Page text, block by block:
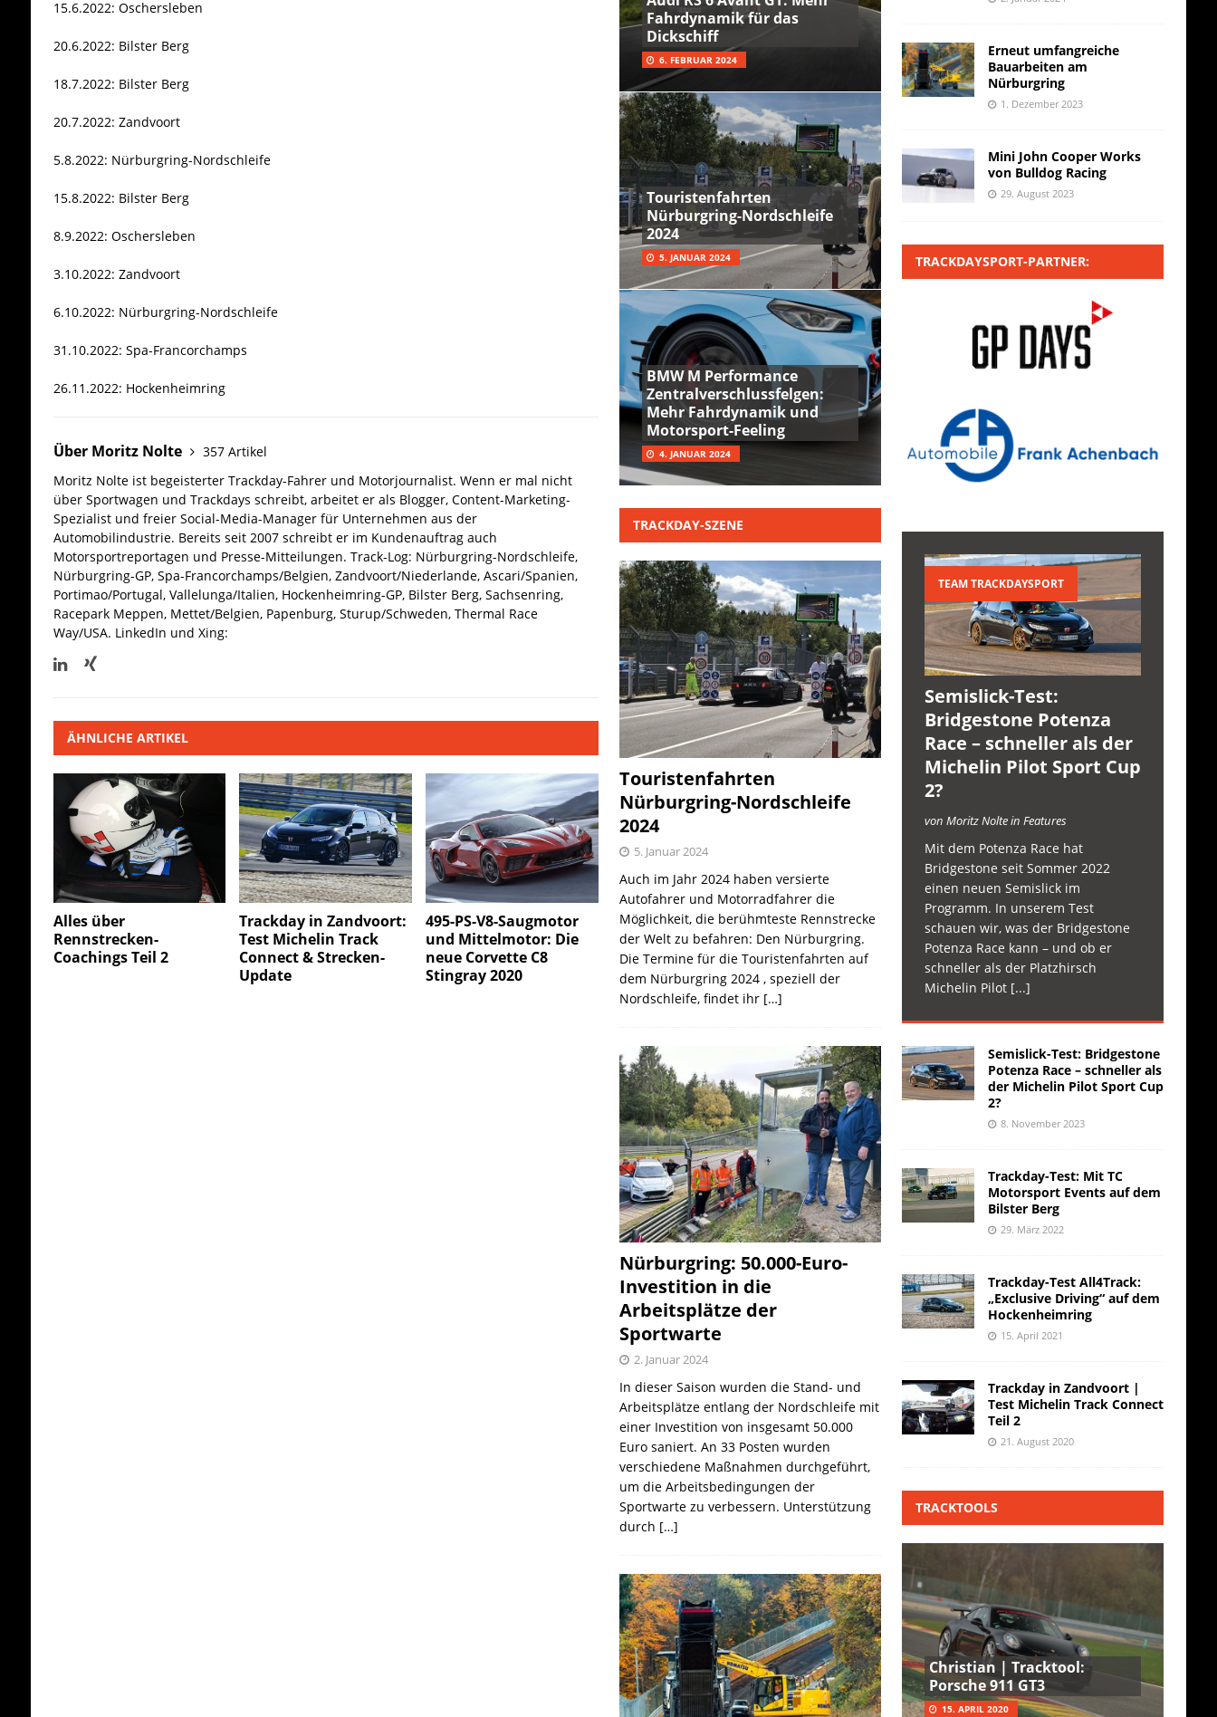
15.6.2022: Oschersleben
20.6.2022: Bilster Berg
18.7.2022: Bilster Berg
20.7.2022: Zandvoort
5.8.2022: Nürburgring-Nordschleife
15.8.2022: Bilster Berg
8.9.2022: Oschersleben
3.10.2022: Zandvoort
6.10.2022: Nürburgring-Nordschleife
31.10.2022: Spa-Francorchamps
26.11.2022: Hockenheimring
Über Moritz Nolte
357 Artikel
Moritz Nolte ist begeisterter Trackday-Fahrer und Motorjournalist. Wenn er mal nicht
über Sportwagen und Trackdays schreibt, arbeitet er als Blogger, Content-Marketing-
Spezialist und freier Social-Media-Manager für Unternehmen aus der
Automobilindustrie. Bereits seit 2007 schreibt er im Kundenauftrag auch
Motorsportreportagen und Presse-Mitteilungen. Track-Log: Nürburgring-Nordschleife,
Nürburgring-GP, Spa-Francorchamps/Belgien, Zandvoort/Niederlande, Ascari/Spanien,
Portimao/Portugal, Vallelunga/Italien, Hockenheimring-GP, Bilster Berg, Sachsenring,
Racepark Meppen, Mettet/Belgien, Papenburg, Sturup/Schweden, Thermal Race
Way/USA. LinkedIn und Xing:
ÄHNLICHE ARTIKEL
Alles über
Rennstrecken-
Coachings Teil 2
Trackday in Zandvoort:
Test Michelin Track
Connect & Strecken-
Update
495-PS-V8-Saugmotor
und Mittelmotor: Die
neue Corvette C8
Stingray 2020
Fahrdynamik für das
Dickschiff
6. FEBRUAR 2024
Touristenfahrten
Nürburgring-Nordschleife
2024
5. JANUAR 2024
BMW M Performance
Zentralverschlussfelgen:
Mehr Fahrdynamik und
Motorsport-Feeling
4. JANUAR 2024
TRACKDAY-SZENE
Touristenfahrten
Nürburgring-Nordschleife
2024
5. Januar 2024
Auch im Jahr 2024 haben versierte
Autofahrer und Motorradfahrer die
Möglichkeit, die berühmteste Rennstrecke
der Welt zu befahren: Den Nürburgring.
Die Termine für die Touristenfahrten auf
dem Nürburgring 2024 , speziell der
Nordschleife, findet ihr […]
Nürburgring: 50.000-Euro-
Investition in die
Arbeitsplätze der
Sportwarte
2. Januar 2024
In dieser Saison wurden die Stand- und
Arbeitsplätze entlang der Nordschleife mit
einer Investition von insgesamt 50.000
Euro saniert. An 33 Posten wurden
verschiedene Maßnahmen durchgeführt,
um die Arbeitsbedingungen der
Sportwarte zu verbessern. Unterstützung
durch […]
Erneut umfangreiche
Bauarbeiten am
Nürburgring
1. Dezember 2023
Mini John Cooper Works
von Bulldog Racing
29. August 2023
TRACKDAYSPORT-PARTNER:
TEAM TRACKDAYSPORT
Semislick-Test:
Bridgestone Potenza
Race – schneller als der
Michelin Pilot Sport Cup
2?
von Moritz Nolte in Features
Mit dem Potenza Race hat
Bridgestone seit Sommer 2022
einen neuen Semislick im
Programm. In unserem Test
schauen wir, was der Bridgestone
Potenza Race kann – und ob er
schneller als der Platzhirsch
Michelin Pilot [...]
Semislick-Test: Bridgestone
Potenza Race – schneller als
der Michelin Pilot Sport Cup
2?
8. November 2023
Trackday-Test: Mit TC
Motorsport Events auf dem
Bilster Berg
29. März 2022
Trackday-Test All4Track:
„Exclusive Driving“ auf dem
Hockenheimring
15. April 2021
Trackday in Zandvoort |
Test Michelin Track Connect
Teil 2
21. August 2020
TRACKTOOLS
Christian | Tracktool:
Porsche 911 GT3
15. APRIL 2020